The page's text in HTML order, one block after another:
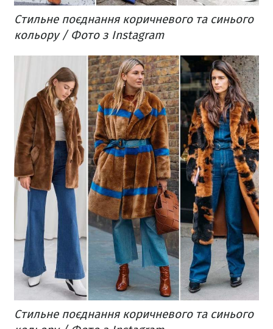
Стильне поєднання коричневого та синього
кольору / Фото з Instagram
Стильне поєднання коричневого та синього